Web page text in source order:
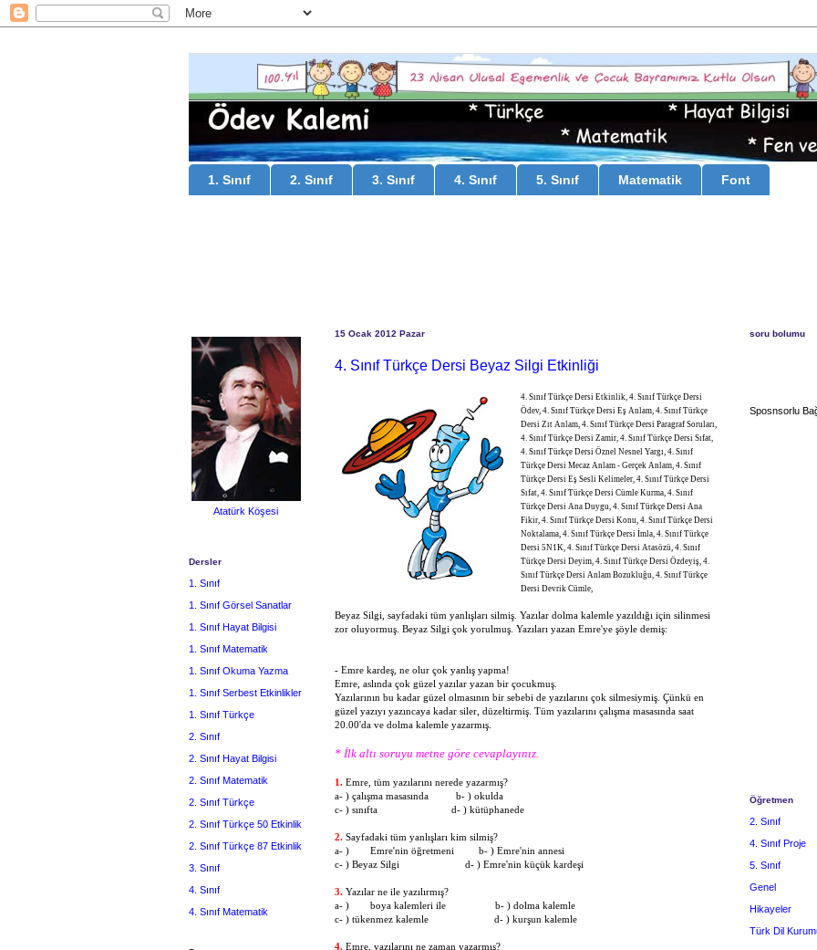
1. Sınıf 2. Sınıf 3. Sınıf 4. Sınıf 5. Sınıf Matematik Font
15 Ocak 2012 Pazar
4. Sınıf Türkçe Dersi Beyaz Silgi Etkinliği
4. Sınıf Türkçe Dersi Etkinlik, 4. Sınıf Türkçe Dersi
Ödev, 4. Sınıf Türkçe Dersi Eş Anlam, 4. Sınıf Türkçe
Dersi Zıt Anlam, 4. Sınıf Türkçe Dersi Paragraf Soruları,
4. Sınıf Türkçe Dersi Zamir, 4. Sınıf Türkçe Dersi Sıfat,
4. Sınıf Türkçe Dersi Öznel Nesnel Yargı, 4. Sınıf
Türkçe Dersi Mecaz Anlam - Gerçek Anlam, 4. Sınıf
Türkçe Dersi Eş Sesli Kelimeler, 4. Sınıf Türkçe Dersi
Sıfat, 4. Sınıf Türkçe Dersi Cümle Kurma, 4. Sınıf
Türkçe Dersi Ana Duygu, 4. Sınıf Türkçe Dersi Ana
Fikir, 4. Sınıf Türkçe Dersi Konu, 4. Sınıf Türkçe Dersi
Noktalama, 4. Sınıf Türkçe Dersi İmla, 4. Sınıf Türkçe
Dersi 5N1K, 4. Sınıf Türkçe Dersi Atasözü, 4. Sınıf
Türkçe Dersi Deyim, 4. Sınıf Türkçe Dersi Özdeyiş, 4.
Sınıf Türkçe Dersi Anlam Bozukluğu, 4. Sınıf Türkçe
Dersi Devrik Cümle,
Beyaz Silgi, sayfadaki tüm yanlışları silmiş. Yazılar dolma kalemle yazıldığı için silinmesi
zor oluyormuş. Beyaz Silgi çok yorulmuş. Yazıları yazan Emre'ye şöyle demiş:
- Emre kardeş, ne olur çok yanlış yapma!
Emre, aslında çok güzel yazılar yazan bir çocukmuş.
Yazılarının bu kadar güzel olmasının bir sebebi de yazılarını çok silmesiymiş. Çünkü en
güzel yazıyı yazıncaya kadar siler, düzeltirmiş. Tüm yazılarını çalışma masasında saat
20.00'da ve dolma kalemle yazarmış.
* İlk altı soruyu metne göre cevaplayınız.
1. Emre, tüm yazılarını nerede yazarmış?
a- ) çalışma masasında b- ) okulda
c- ) sınıfta d- ) kütüphanede
2. Sayfadaki tüm yanlışları kim silmiş?
a- )
Emre'nin öğretmeni b- ) Emre'nin annesi
c- ) Beyaz Silgi d- ) Emre'nin küçük kardeşi
3. Yazılar ne ile yazılırmış?
a- )
boya kalemleri ile b- ) dolma kalemle
c- ) tükenmez kalemle d- ) kurşun kalemle
4. Emre, yazılarını ne zaman yazarmış?
Atatürk Köşesi
Dersler
1. Sınıf
1. Sınıf Görsel Sanatlar
1. Sınıf Hayat Bilgisi
1. Sınıf Matematik
1. Sınıf Okuma Yazma
1. Sınıf Serbest Etkinlikler
1. Sınıf Türkçe
2. Sınıf
2. Sınıf Hayat Bilgisi
2. Sınıf Matematik
2. Sınıf Türkçe
2. Sınıf Türkçe 50 Etkinlik
2. Sınıf Türkçe 87 Etkinlik
3. Sınıf
4. Sınıf
4. Sınıf Matematik
soru bolumu
Sposnsorlu
Öğretmen
2. Sınıf
4. Sınıf Proje
5. Sınıf
Genel
Hikayeler
Türk Dil